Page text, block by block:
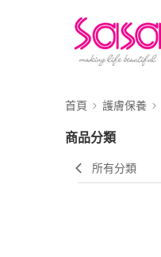
首頁 護膚保養
商品分類
所有分類